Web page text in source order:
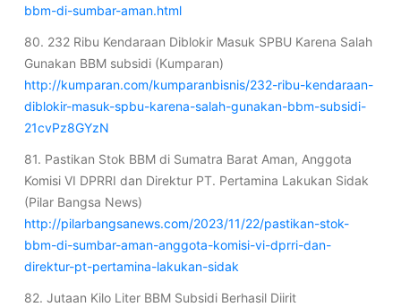
bbm-di-sumbar-aman.html
80. 232 Ribu Kendaraan Diblokir Masuk SPBU Karena Salah
Gunakan BBM subsidi (Kumparan)
http://kumparan.com/kumparanbisnis/232-ribu-kendaraan-
diblokir-masuk-spbu-karena-salah-gunakan-bbm-subsidi-
21cvPz8GYzN
81. Pastikan Stok BBM di Sumatra Barat Aman, Anggota
Komisi VI DPRRI dan Direktur PT. Pertamina Lakukan Sidak
(Pilar Bangsa News)
http://pilarbangsanews.com/2023/11/22/pastikan-stok-
bbm-di-sumbar-aman-anggota-komisi-vi-dprri-dan-
direktur-pt-pertamina-lakukan-sidak
82. Jutaan Kilo Liter BBM Subsidi Berhasil Diirit